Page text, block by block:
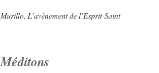
Murillo, L’avènement de l’Esprit-Saint
Méditons